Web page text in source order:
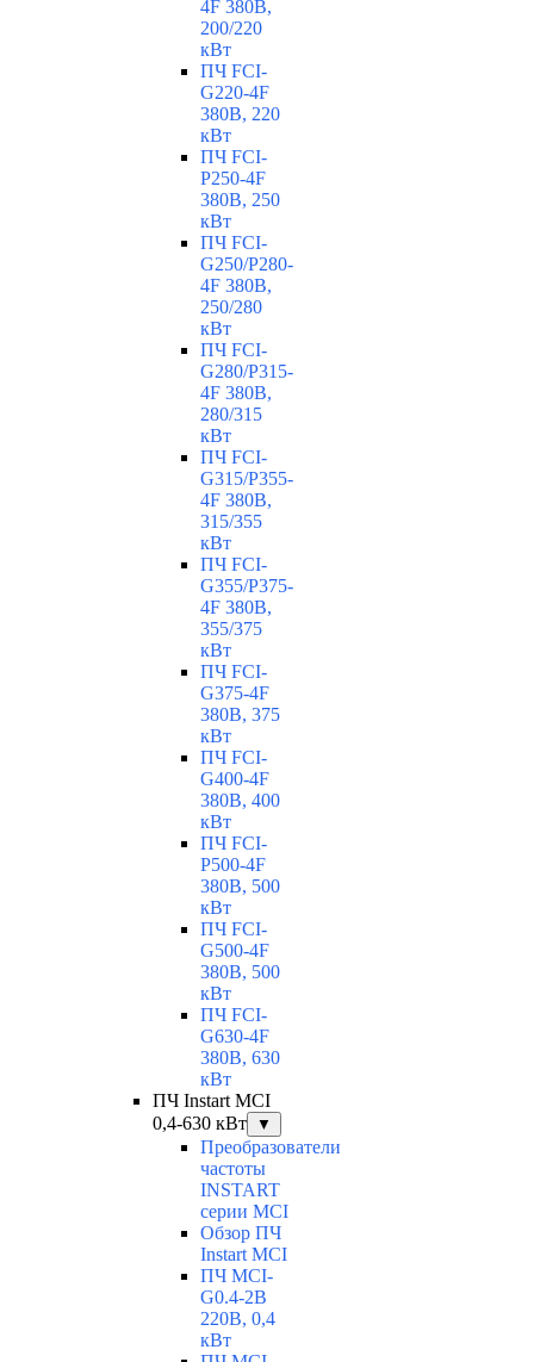
4F 380В,
200/220
кВт
ПЧ FCI-
G220-4F
380В, 220
кВт
ПЧ FCI-
P250-4F
380В, 250
кВт
ПЧ FCI-
G250/P280-
4F 380В,
250/280
кВт
ПЧ FCI-
G280/P315-
4F 380В,
280/315
кВт
ПЧ FCI-
G315/P355-
4F 380В,
315/355
кВт
ПЧ FCI-
G355/P375-
4F 380В,
355/375
кВт
ПЧ FCI-
G375-4F
380В, 375
кВт
ПЧ FCI-
G400-4F
380В, 400
кВт
ПЧ FCI-
P500-4F
380В, 500
кВт
ПЧ FCI-
G500-4F
380В, 500
кВт
ПЧ FCI-
G630-4F
380В, 630
кВт
ПЧ Instart MCI
0,4-630 кВт
▼
Преобразователи
частоты
INSTART
серии MCI
Обзор ПЧ
Instart MCI
ПЧ MCI-
G0.4-2B
220В, 0,4
кВт